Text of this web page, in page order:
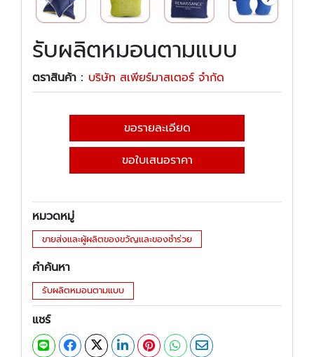
รับผลิตหมอนตามแบบ
ตราสินค้า : บริษัท สเพียร์มาสเตอร์ จำกัด
ขอรายละเอียด
ขอใบเสนอราคา
หมวดหมู่
ขายส่งและผู้ผลิตของขวัญและของชำร่วย
คำค้นหา
รับผลิตหมอนตามแบบ
แชร์